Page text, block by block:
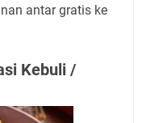
antar gratis ke
Kebuli /